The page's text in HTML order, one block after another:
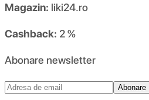
Magazin: liki24.ro
Cashback: 2 %
Abonare newsletter
Abonare